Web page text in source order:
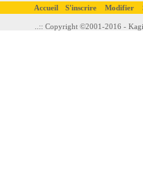
Accueil S'inscrire Modifier
..:: Copyright ©2001-2016 -